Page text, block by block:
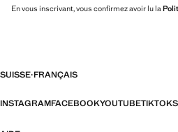
En vous inscrivant, vous confirmez avoir lu la
SUISSE·FRANÇAIS
INSTAGRAMFACEBOOKYOUTUBETIKTOK